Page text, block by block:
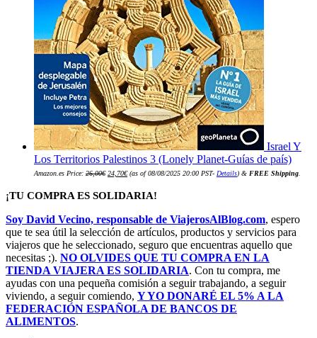
Israel Y
Los Territorios Palestinos 3 (Lonely Planet-Guías de país)
Amazon.es Price: 26,00€ precio
era:
26,00€.
24,70€precio
es:
24,70€.
(as of 08/08/2025 20:00 PST- Details) & FREE Shipping
¡TU COMPRA ES SOLIDARIA!
Soy David Vecino, responsable de ViajerosAlBlog.com, espero
que te sea útil la selección de artículos, productos y servicios para
viajeros que he seleccionado, seguro que encuentras aquello que
necesitas ;). NO OLVIDES QUE TU COMPRA EN LA
TIENDA VIAJERA ES SOLIDARIA. Con tu compra, me
ayudas con una pequeña comisión a seguir trabajando, a seguir
viviendo, a seguir comiendo, Y YO DONARÉ EL 5% A LA
FEDERACIÓN ESPAÑOLA DE BANCOS DE
ALIMENTOS.